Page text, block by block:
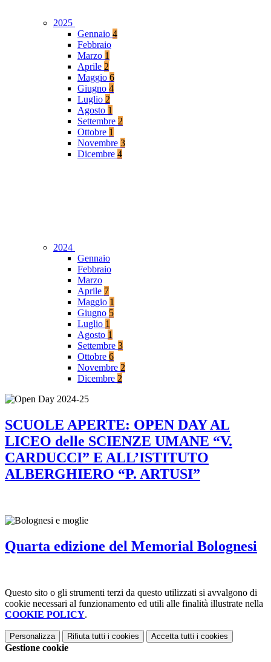
2025
Gennaio 4
Febbraio
Marzo 1
Aprile 2
Maggio 6
Giugno 4
Luglio 2
Agosto 1
Settembre 2
Ottobre 1
Novembre 3
Dicembre 4
2024
Gennaio
Febbraio
Marzo
Aprile 7
Maggio 1
Giugno 5
Luglio 1
Agosto 1
Settembre 3
Ottobre 6
Novembre 2
Dicembre 2
SCUOLE APERTE: OPEN DAY AL
LICEO delle SCIENZE UMANE “V.
CARDUCCI” E ALL’ISTITUTO
ALBERGHIERO “P. ARTUSI”
Quarta edizione del Memorial Bolognesi
Questo sito o gli strumenti terzi da questo utilizzati si avvalgono di
cookie necessari al funzionamento ed utili alle finalità illustrate nella
COOKIE POLICY.
Personalizza Rifiuta tutti i cookies Accetta tutti i cookies
Gestione cookie